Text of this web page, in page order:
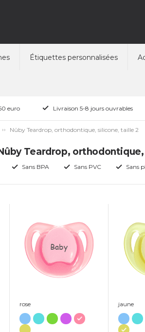
Étiquettes personnalisées
euro Livraison 5-8 jours ouvrables
Nûby Teardrop, orthodontique, silicone, taille 2
Teardrop,
Sans BPA Sans PVC Sans
Baby
rose jaune